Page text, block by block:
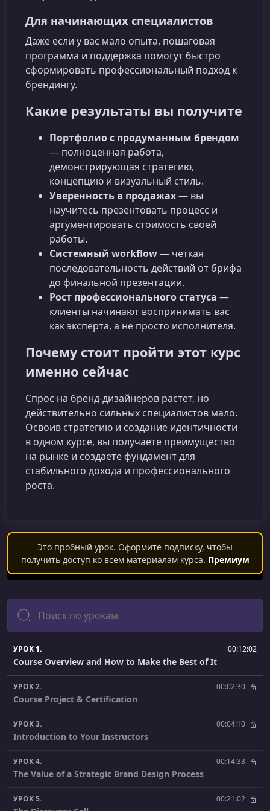
Для начинающих специалистов
Даже если у вас мало опыта, пошаговая
программа и поддержка помогут быстро
сформировать профессиональный подход к
брендингу.
Какие результаты вы получите
Портфолио с продуманным брендом
— полноценная работа,
демонстрирующая стратегию,
концепцию и визуальный стиль.
Уверенность в продажах— вы
научитесь презентовать процесс и
аргументировать стоимость своей
работы.
Системный workflow— чёткая
последовательность действий от брифа
до финальной презентации.
Рост профессионального статуса —
клиенты начинают воспринимать вас
как эксперта, а не просто исполнителя.
Почему стоит пройти этот курс
именно сейчас
Спрос на бренд-дизайнеров растет, но
действительно сильных специалистов мало.
Освоив стратегию и создание идентичности
в одном курсе, вы получаете преимущество
на рынке и создаете фундамент для
стабильного дохода и профессионального
роста.
Это пробный урок. Оформите подписку, чтобы
получить доступ ко всем материалам курса. Премиум
Поиск
УРОК 1. 00:12:02
Course Overview and How to Make the Best of It
УРОК 2. 00:02:30
Course Project & Certification
УРОК 3. 00:04:10
Introduction to Your Instructors
УРОК 4. 00:14:33
The Value of a Strategic Brand Design Process
УРОК 5. 00:21:02